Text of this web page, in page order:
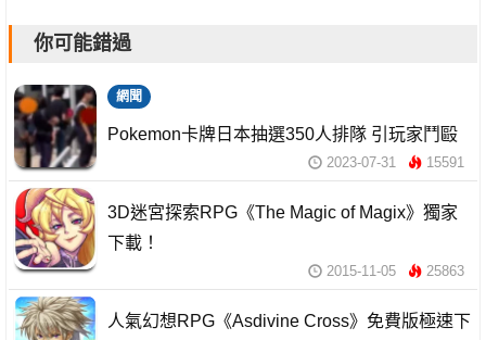
你可能錯過
網聞
Pokemon卡牌日本抽選350人排隊 引玩家鬥毆
2023-07-31 15591
3D迷宮探索RPG《The Magic of Magix》獨家
下載！
2015-11-05 25863
人氣幻想RPG《Asdivine Cross》免費版極速下